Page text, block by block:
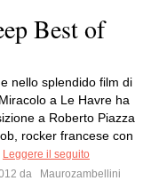
Best of
nello splendido film di
a Le Havre ha
a Roberto Piazza
rocker francese con
Leggere il seguito
da
Maurozambellini